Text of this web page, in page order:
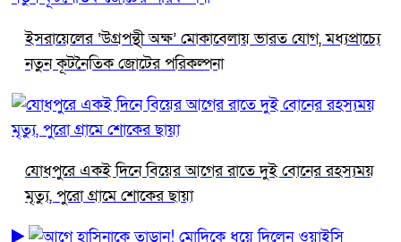
ইসরায়েলের ‘উগ্রপন্থী অক্ষ’ মোকাবেলায় ভারত যোগ, মধ্যপ্রাচ্যে
নতুন কূটনৈতিক জোটের পরিকল্পনা
যোধপুরে একই দিনে বিয়ের আগের রাতে দুই বোনের রহস্যময়
মৃত্যু, পুরো গ্রামে শোকের ছায়া